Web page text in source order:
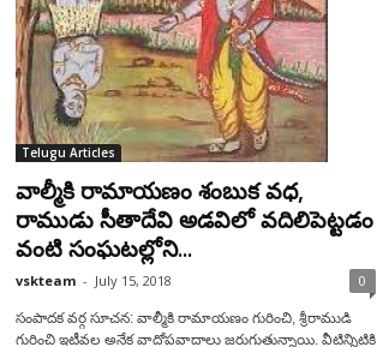
Telugu Articles
వాల్మీకి రామాయణం శంబుక వధ,
రాముడు సీతాదేవి అడవిలో వదిలిపెట్టడం
వంటి సంఘటల్లోని...
vskteam - July 15, 2018 0
సంపాదక వర్గ సూచన: వాల్మీకి రామాయణం గురించి, శ్రీరాముడి
గురించి ఇటీవల అనేక వాదోపవాదాలు జరుగుతున్నాయి. వీటిన్నిటికి